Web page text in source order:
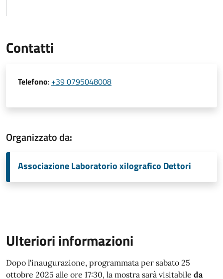
Contatti
Telefono: +39 0795048008
Organizzato da:
Associazione Laboratorio xilografico Dettori
Ulteriori informazioni
Dopo l'inaugurazione, programmata per sabato 25
ottobre 2025 alle ore 17:30, la mostra sarà visitabile da